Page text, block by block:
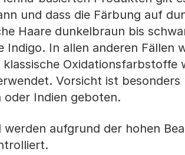
und dass die Färbung auf
Haare dunkelbraun bis
Indigo. In allen anderen Fällen
Oxidationsfarbstoffe
Vorsicht ist
oder Indien geboten.
aufgrund der hohen